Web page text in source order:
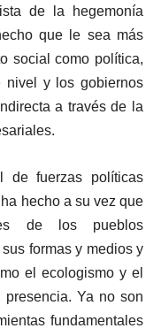
de la hegemonía
que le sea más
social como política,
nivel y los gobiernos
a través de la
de fuerzas políticas
hecho a su vez que
de los pueblos
formas y medios y
el ecologismo y el
Ya no son
fundamentales